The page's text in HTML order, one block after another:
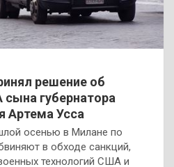
решение об
губернатора
Артема Усса
осенью в Милане по
в обходе санкций,
технологий США и